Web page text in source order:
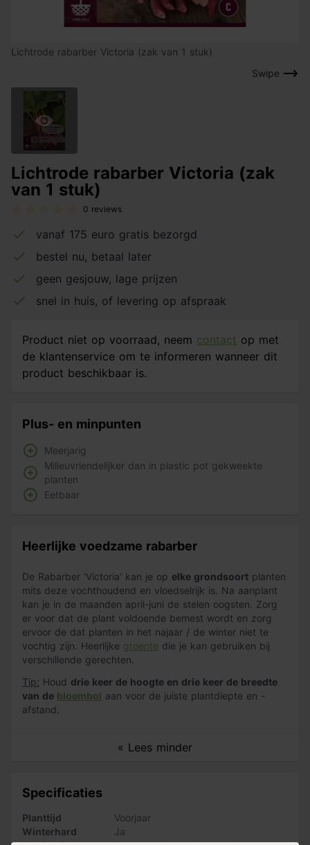
Swipe
Lichtrode rabarber Victoria (zak van 1 stuk)
Lichtrode rabarber Victoria (zak
van 1 stuk)
0 reviews
vanaf 175 euro gratis bezorgd
bestel nu, betaal later
geen gesjouw, lage prijzen
snel in huis, of levering op afspraak
Product niet op voorraad, neem contact op met
de klantenservice om te informeren wanneer dit
product beschikbaar is.
Plus- en minpunten
Meerjarig
Milieuvriendelijker dan in plastic pot gekweekte
planten
Eetbaar
Heerlijke voedzame rabarber
De Rabarber 'Victoria' kan je op elke grondsoort planten
mits deze vochthoudend en vloedselrijk is. Na aanplant
kan je in de maanden april-juni de stelen oogsten. Zorg
er voor dat de plant voldoende bemest wordt en zorg
ervoor de dat planten in het najaar / de winter niet te
vochtig zijn. Heerlijke groente die je kan gebruiken bij
verschillende gerechten.
« Lees minder
Tip: Houd drie keer de hoogte en drie keer de breedte
van de bloembol aan voor de juiste plantdiepte en -
afstand.
Specificaties
Planttijd
Voorjaar
Winterhard
Ja